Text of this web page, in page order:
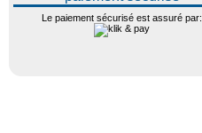
Le paiement sécurisé est assuré par: